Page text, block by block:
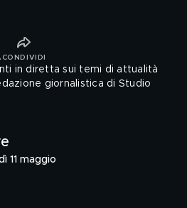
CONDIVIDI
in diretta sui temi di attualità
giornalistica di Studio
11 maggio